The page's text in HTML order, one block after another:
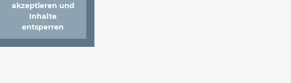
akzeptieren und
Inhalte
entsperren